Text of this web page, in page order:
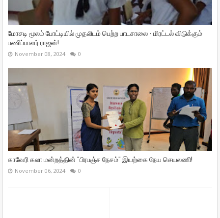
மோசடி மூலம் போட்டியில் முதலிடம் பெற்ற பாடசாலை - மிரட்டல் விடுக்கும்
பணிப்பாளர் ராஜன்!
November 08, 2024 0
காவேரி கலா மன்றத்தின் "பிரபஞ்ச நேசம்" இயற்கை நேய செயலணி!
November 06, 2024 0